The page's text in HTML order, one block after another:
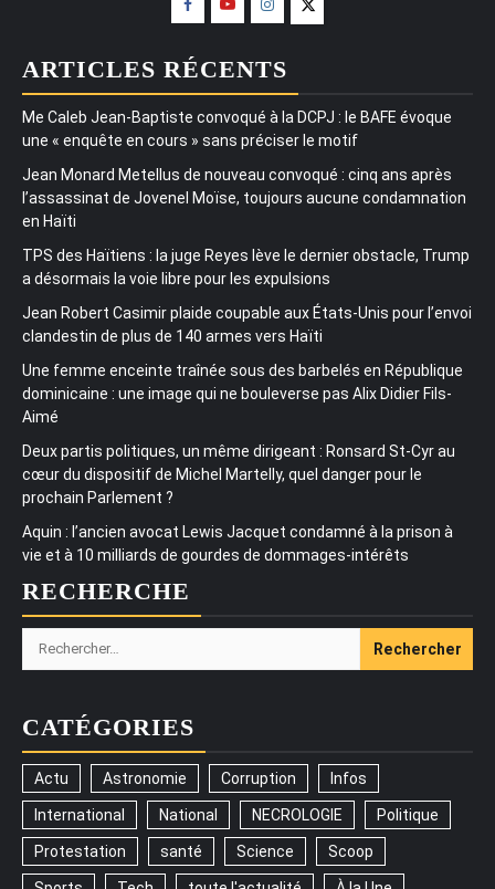
ARTICLES RÉCENTS
Me Caleb Jean-Baptiste convoqué à la DCPJ : le BAFE évoque
une « enquête en cours » sans préciser le motif
Jean Monard Metellus de nouveau convoqué : cinq ans après
l’assassinat de Jovenel Moïse, toujours aucune condamnation
en Haïti
TPS des Haïtiens : la juge Reyes lève le dernier obstacle, Trump
a désormais la voie libre pour les expulsions
Jean Robert Casimir plaide coupable aux États-Unis pour l’envoi
clandestin de plus de 140 armes vers Haïti
Une femme enceinte traînée sous des barbelés en République
dominicaine : une image qui ne bouleverse pas Alix Didier Fils-
Aimé
Deux partis politiques, un même dirigeant : Ronsard St-Cyr au
cœur du dispositif de Michel Martelly, quel danger pour le
prochain Parlement ?
Aquin : l’ancien avocat Lewis Jacquet condamné à la prison à
vie et à 10 milliards de gourdes de dommages-intérêts
RECHERCHE
Rechercher :
CATÉGORIES
Actu Astronomie Corruption Infos
International National NECROLOGIE Politique
Protestation santé Science Scoop